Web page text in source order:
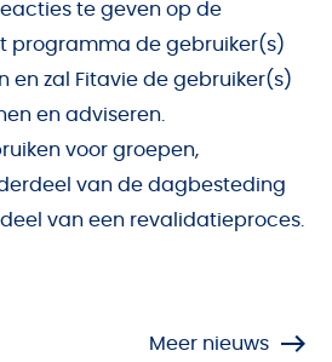
te geven op de
programma de gebruiker(s)
en zal Fitavie de gebruiker(s)
en adviseren.
voor groepen,
van de dagbesteding
van een revalidatieproces.
Meer nieuws